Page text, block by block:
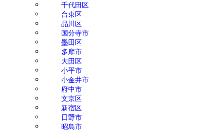
千代田区
台東区
品川区
国分寺市
墨田区
多摩市
大田区
小平市
小金井市
府中市
文京区
新宿区
日野市
昭島市